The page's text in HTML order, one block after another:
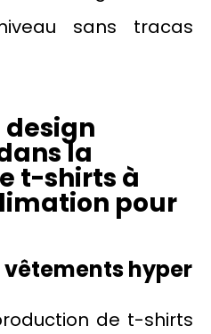
sans tracas
design
la
t-shirts à
pour
vêtements hyper
de t-shirts